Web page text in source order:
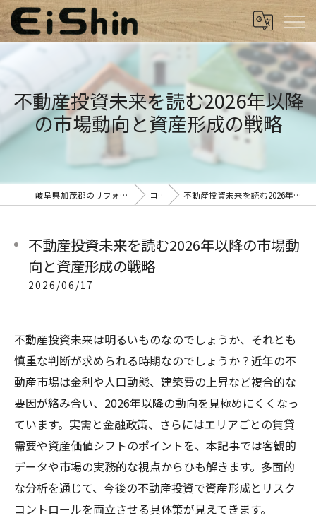
不動産投資未来を読む2026年以降
の市場動向と資産形成の戦略
岐阜県加茂郡のリフォームなら有限会社栄進工業 コラム 不動産投資未来を読む2026年以降の市場動向と資産形成の戦略
不動産投資未来を読む2026年以降の市場動
向と資産形成の戦略
2026/06/17
不動産投資未来は明るいものなのでしょうか、それとも
慎重な判断が求められる時期なのでしょうか？近年の不
動産市場は金利や人口動態、建築費の上昇など複合的な
要因が絡み合い、2026年以降の動向を見極めにくくなっ
ています。実需と金融政策、さらにはエリアごとの賃貸
需要や資産価値シフトのポイントを、本記事では客観的
データや市場の実務的な視点からひも解きます。多面的
な分析を通じて、今後の不動産投資で資産形成とリスク
コントロールを両立させる具体策が見えてきます。